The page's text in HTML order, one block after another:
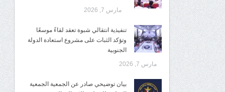
مارس 7, 2026
تنفيذية انتقالي شبوة تعقد لقاءً موسعًا
وتؤكد الثبات على مشروع استعادة الدولة
الجنوبية
مارس 7, 2026
بيان توضيحي صادر عن الجمعية الجمعية